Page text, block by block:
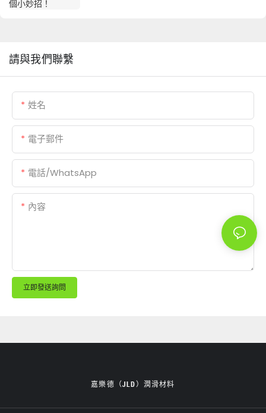
請與我們聯繫
姓名
電子郵件
電話/WhatsApp
內容
立即發送詢問
嘉樂德（JLD）潤滑材料